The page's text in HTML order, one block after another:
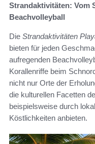
Strandaktivitäten: Vom
Beachvolleyball
Die Strandaktivitäten
bieten für jeden
aufregenden
Korallenriffe beim
nicht nur Orte der
die kulturellen Facetten
beispielsweise durch
Köstlichkeiten anbieten.